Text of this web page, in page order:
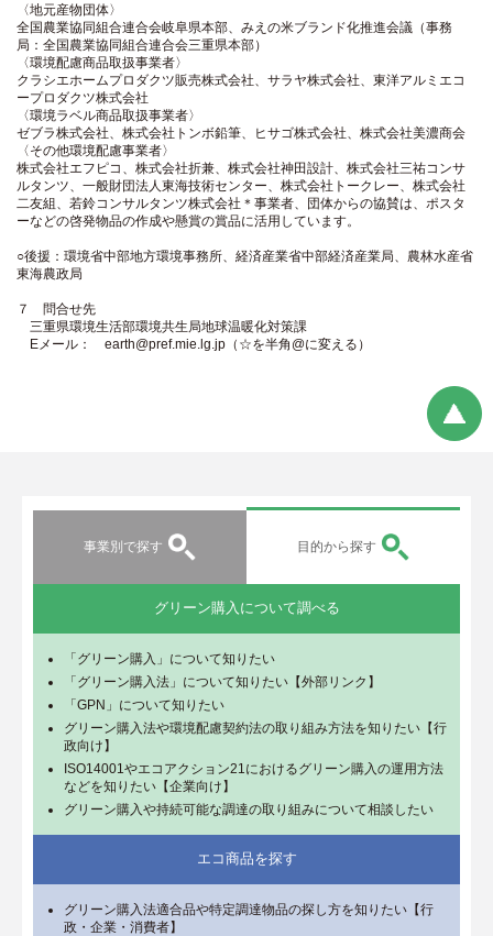
〈地元産物団体〉
全国農業協同組合連合会岐阜県本部、みえの米ブランド化推進会議（事務
局：全国農業協同組合連合会三重県本部）
〈環境配慮商品取扱事業者〉
クラシエホームプロダクツ販売株式会社、サラヤ株式会社、東洋アルミエコ
ープロダクツ株式会社
〈環境ラベル商品取扱事業者〉
ゼブラ株式会社、株式会社トンボ鉛筆、ヒサゴ株式会社、株式会社美濃商会
〈その他環境配慮事業者〉
株式会社エフピコ、株式会社折兼、株式会社神田設計、株式会社三祐コンサ
ルタンツ、一般財団法人東海技術センター、株式会社トークレー、株式会社
二友組、若鈴コンサルタンツ株式会社＊事業者、団体からの協賛は、ポスタ
ーなどの啓発物品の作成や懸賞の賞品に活用しています。
○後援：環境省中部地方環境事務所、経済産業省中部経済産業局、農林水産省
東海農政局
７ 問合せ先
三重県環境生活部環境共生局地球温暖化対策課
Eメール： earth@pref.mie.lg.jp（☆を半角@に変える）
事業別で探す 目的から探す
グリーン購入について調べる
「グリーン購入」について知りたい
「グリーン購入法」について知りたい【外部リンク】
「GPN」について知りたい
グリーン購入法や環境配慮契約法の取り組み方法を知りたい【行
政向け】
ISO14001やエコアクション21におけるグリーン購入の運用方法
などを知りたい【企業向け】
グリーン購入や持続可能な調達の取り組みについて相談したい
エコ商品を探す
グリーン購入法適合品や特定調達物品の探し方を知りたい【行
政・企業・消費者】